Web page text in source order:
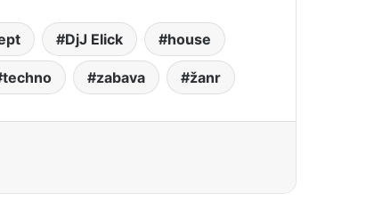
DjJ Elick house
techno zabava žanr